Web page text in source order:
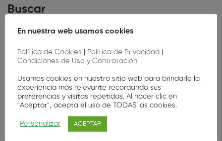
Buscar
Popular posts
Brush Strokes Energize Trees in Paintings
En nuestra web usamos cookies
Política de Cookies Política de Privacidad
Condiciones de Uso y Contratación
Usamos cookies en nuestro sitio web para brindarle la
experiencia más relevante recordando sus
preferencias y visitas repetidas. Al hacer clic en
"Aceptar", acepta el uso de TODAS las cookies.
Personalizar ACEPTAR